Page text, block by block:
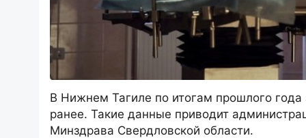
В Нижнем Тагиле по итогам прошлого
ранее. Такие данные приводит
Минздрава Свердловской области.